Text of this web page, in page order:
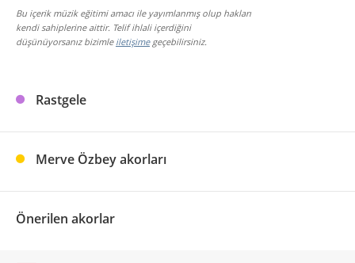
Bu içerik müzik eğitimi amacı ile yayımlanmış olup hakları
kendi sahiplerine aittir. Telif ihlali içerdiğini
düşünüyorsanız bizimle iletişimegeçebilirsiniz.
Rastgele
Merve Özbey akorları
Önerilen akorlar